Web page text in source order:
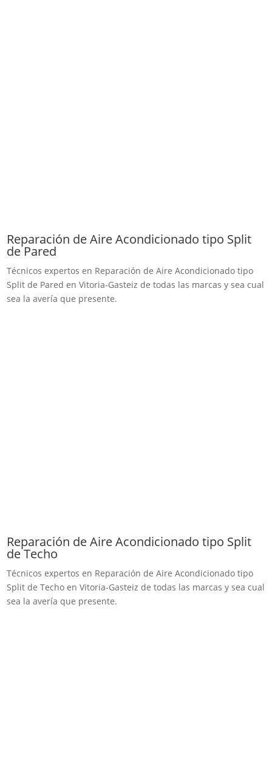
Reparación de Aire Acondicionado tipo Split
de Pared
Técnicos expertos en Reparación de Aire Acondicionado tipo
Split de Pared en Vitoria-Gasteiz de todas las marcas y sea cual
sea la avería que presente.
Reparación de Aire Acondicionado tipo Split
de Techo
Técnicos expertos en Reparación de Aire Acondicionado tipo
Split de Techo en Vitoria-Gasteiz de todas las marcas y sea cual
sea la avería que presente.